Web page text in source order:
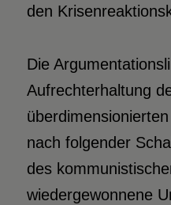
den
Die
Aufrechterhaltung
nach folgender
des
wiedergewonnene